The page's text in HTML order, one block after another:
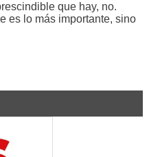
que hay, no.
es lo más importante, sino